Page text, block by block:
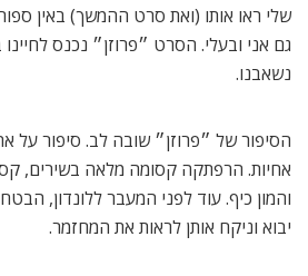
שלי ראו אותו (ואת סרט ההמשך) באין
גם אני ובעלי. הסרט ״פרוזן״ נכנס
נשאבנו.
הסיפור של ״פרוזן״ שובה לב. סיפור על
אחיות. הרפתקה קסומה מלאה בשירים,
והמון כיף. עוד לפני המעבר ללונדון,
יבוא וניקח אותן לראות את המחזמר.